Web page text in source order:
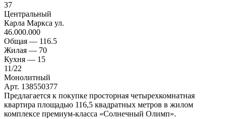
37
Центральный
Карла Маркса ул.
46.000.000
Общая — 116.5
Жилая — 70
Кухня — 15
11/22
Монолитный
Арт. 138550377
Предлагается к покупке просторная четырехкомнатная
квартира площадью 116,5 квадратных метров в жилом
комплексе премиум-класса «Солнечный Олимп».